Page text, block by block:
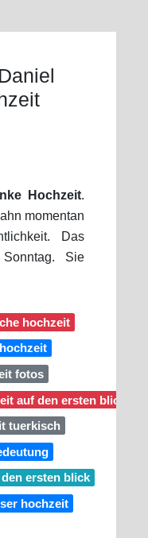
Hochzeit.
momentan
Das
Sie
hochzeit
fotos
auf den ersten blick
tuerkisch
ersten blick
hochzeit